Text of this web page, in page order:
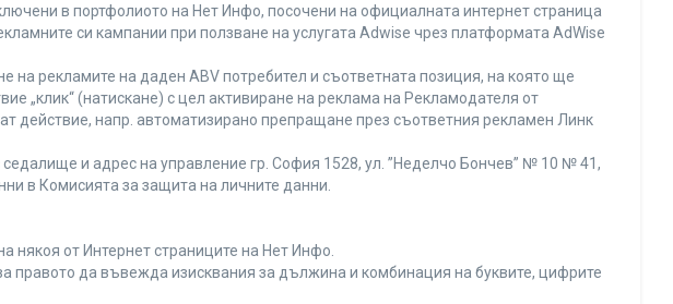
в портфолиото на Нет Инфо, посочени на официалната интернет страница
си кампании при ползване на услугата Adwise чрез платформата AdWise
на рекламите на даден ABV потребител и съответната позиция, на която ще
„клик“ (натискане) с цел активиране на реклама на Рекламодателя от
действие, напр. автоматизирано препращане през съответния рекламен Линк
и адрес на управление гр. София 1528, ул. ”Неделчо Бончев” № 10 № 41,
в Комисията за защита на личните данни.
някоя от Интернет страниците на Нет Инфо.
правото да въвежда изисквания за дължина и комбинация на буквите, цифрите